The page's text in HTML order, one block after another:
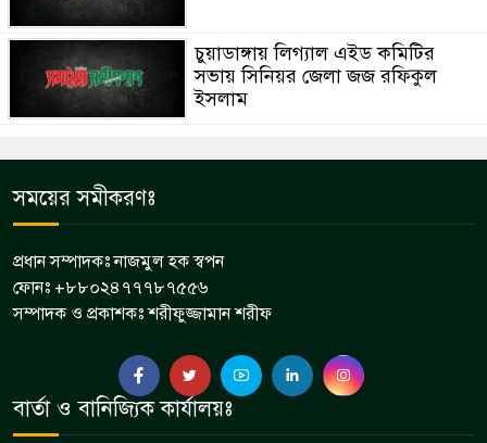
চুয়াডাঙ্গায় লিগ্যাল এইড কমিটির
সভায় সিনিয়র জেলা জজ রফিকুল
ইসলাম
সময়ের সমীকরণঃ
প্রধান সম্পাদকঃ নাজমুল হক স্বপন
ফোনঃ +৮৮০২৪৭৭৭৮৭৫৫৬
সম্পাদক ও প্রকাশকঃ শরীফুজ্জামান শরীফ
বার্তা ও বানিজ্যিক কার্যালয়ঃ